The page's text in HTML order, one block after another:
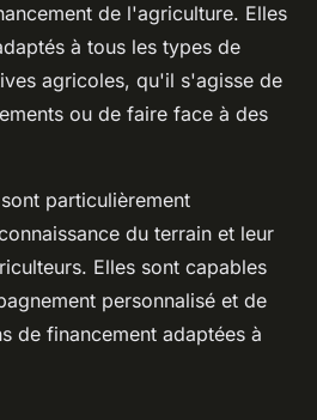
de l'agriculture. Elles
à tous les types de
agricoles, qu'il s'agisse de
ou de faire face à des
sont particulièrement
du terrain et leur
Elles sont capables
personnalisé et de
de financement adaptées à